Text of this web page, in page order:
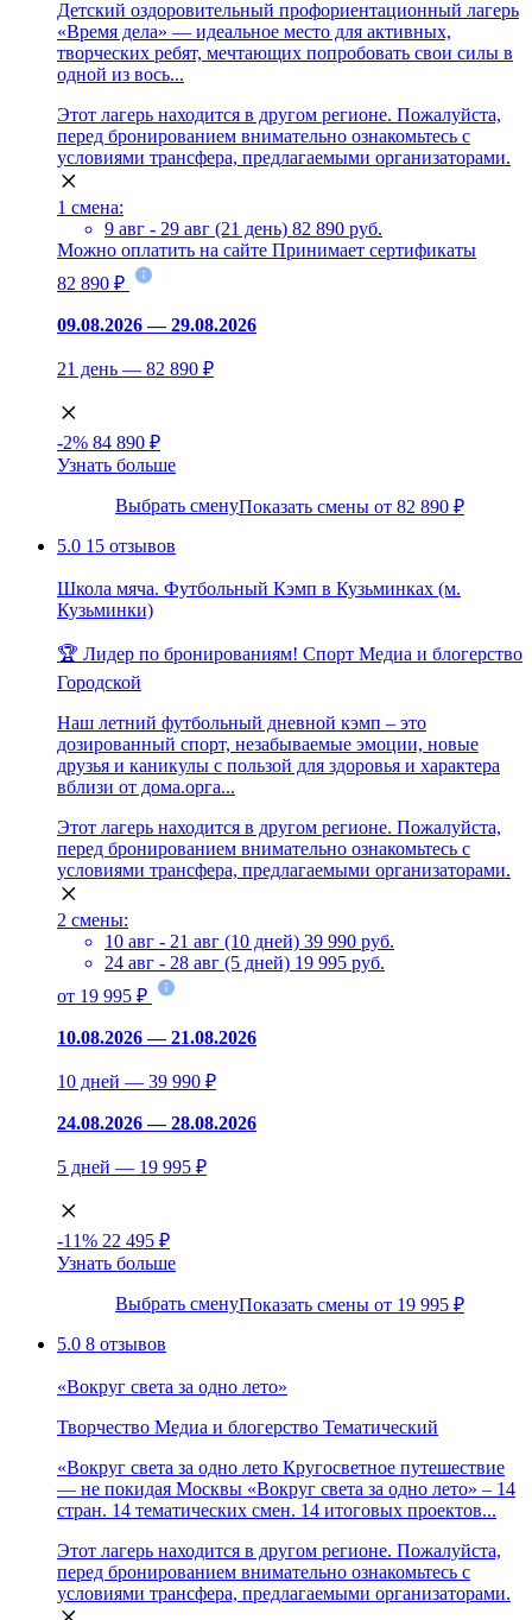
Детский оздоровительный профориентационный лагерь
«Время дела» — идеальное место для активных,
творческих ребят, мечтающих попробовать свои силы в
одной из вось...
Этот лагерь находится в другом регионе. Пожалуйста,
перед бронированием внимательно ознакомьтесь с
условиями трансфера, предлагаемыми организаторами.
1 смена:
9 авг - 29 авг (21 день) 82 890 руб.
Можно оплатить на сайте Принимает сертификаты
82 890 ₽
09.08.2026 — 29.08.2026
21 день — 82 890 ₽
-2% 84 890 ₽
Узнать больше
Выбрать сменуПоказать смены от 82 890 ₽
5.0 15 отзывов
Школа мяча. Футбольный Кэмп в Кузьминках (м.
Кузьминки)
🏆 Лидер по бронированиям! Спорт Медиа и блогерство
Городской
Наш летний футбольный дневной кэмп – это
дозированный спорт, незабываемые эмоции, новые
друзья и каникулы с пользой для здоровья и характера
вблизи от дома.орга...
Этот лагерь находится в другом регионе. Пожалуйста,
перед бронированием внимательно ознакомьтесь с
условиями трансфера, предлагаемыми организаторами.
2 смены:
10 авг - 21 авг (10 дней) 39 990 руб.
24 авг - 28 авг (5 дней) 19 995 руб.
от 19 995 ₽
10.08.2026 — 21.08.2026
10 дней — 39 990 ₽
24.08.2026 — 28.08.2026
5 дней — 19 995 ₽
-11% 22 495 ₽
Узнать больше
Выбрать сменуПоказать смены от 19 995 ₽
5.0 8 отзывов
«Вокруг света за одно лето»
Творчество Медиа и блогерство Тематический
«Вокруг света за одно лето Кругосветное путешествие
— не покидая Москвы «Вокруг света за одно лето» – 14
стран. 14 тематических смен. 14 итоговых проектов...
Этот лагерь находится в другом регионе. Пожалуйста,
перед бронированием внимательно ознакомьтесь с
условиями трансфера, предлагаемыми организаторами.